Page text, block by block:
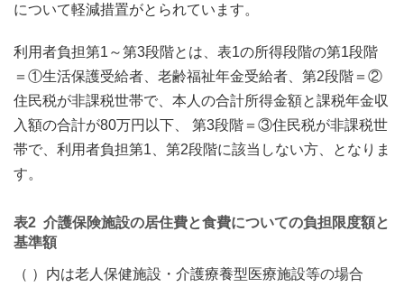
について軽減措置がとられています。
利用者負担第1～第3段階とは、表1の所得段階の第1段階
＝①生活保護受給者、老齢福祉年金受給者、第2段階＝②
住民税が非課税世帯で、本人の合計所得金額と課税年金収
入額の合計が80万円以下、 第3段階＝③住民税が非課税世
帯で、利用者負担第1、第2段階に該当しない方、となりま
す。
表2 介護保険施設の居住費と食費についての負担限度額と
基準額
（ ）内は老人保健施設・介護療養型医療施設等の場合